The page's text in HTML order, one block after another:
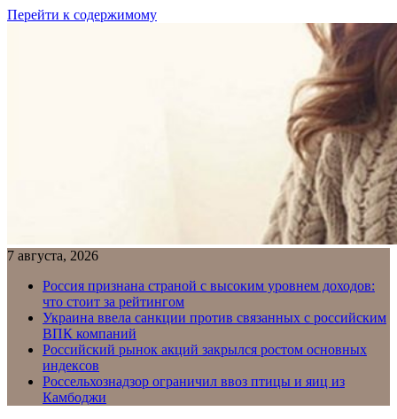
Перейти к содержимому
7 августа, 2026
Россия признана страной с высоким уровнем доходов:
что стоит за рейтингом
Украина ввела санкции против связанных с российским
ВПК компаний
Российский рынок акций закрылся ростом основных
индексов
Россельхознадзор ограничил ввоз птицы и яиц из
Камбоджи